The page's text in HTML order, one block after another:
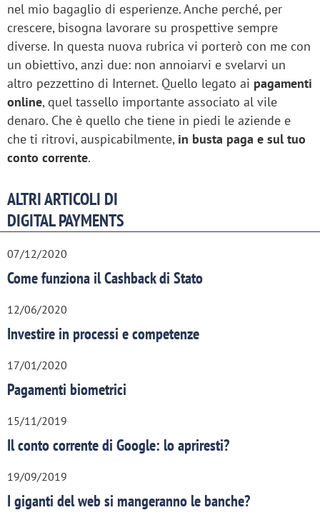
nel mio bagaglio di esperienze. Anche perché, per
crescere, bisogna lavorare su prospettive sempre
diverse. In questa nuova rubrica vi porterò con me con
un obiettivo, anzi due: non annoiarvi e svelarvi un
altro pezzettino di Internet. Quello legato ai pagamenti
online, quel tassello importante associato al vile
denaro. Che è quello che tiene in piedi le aziende e
che ti ritrovi, auspicabilmente, in busta paga e sul tuo
conto corrente.
ALTRI ARTICOLI DI
DIGITAL PAYMENTS
07/12/2020
Come funziona il Cashback di Stato
12/06/2020
Investire in processi e competenze
17/01/2020
Pagamenti biometrici
15/11/2019
Il conto corrente di Google: lo apriresti?
19/09/2019
I giganti del web si mangeranno le banche?